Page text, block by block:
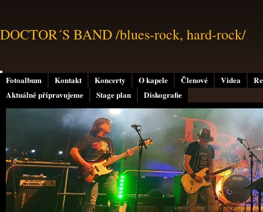
Fotoalbum Kontakt Koncerty O kapele Členové Videa
Aktuálně připravujeme
Stage plan Diskografie
DOCTOR´S BAND /blues-rock, hard-rock/